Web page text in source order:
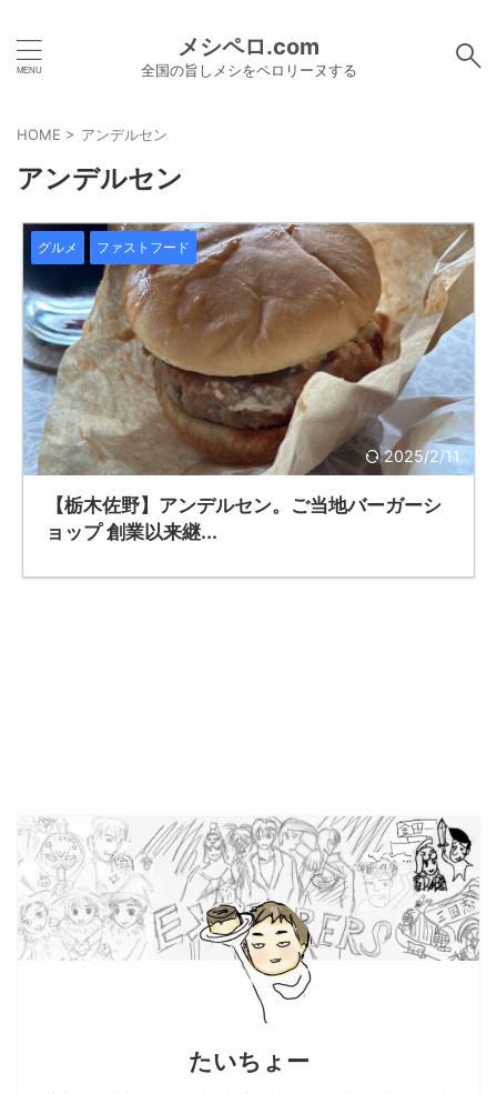
メシペロ.com
全国の旨しメシをペロリーヌする
HOME > アンデルセン
アンデルセン
2025/2/11
グルメ ファストフード
【栃木佐野】アンデルセン。ご当地バーガーシ
ョップ 創業以来継...
たいちょー